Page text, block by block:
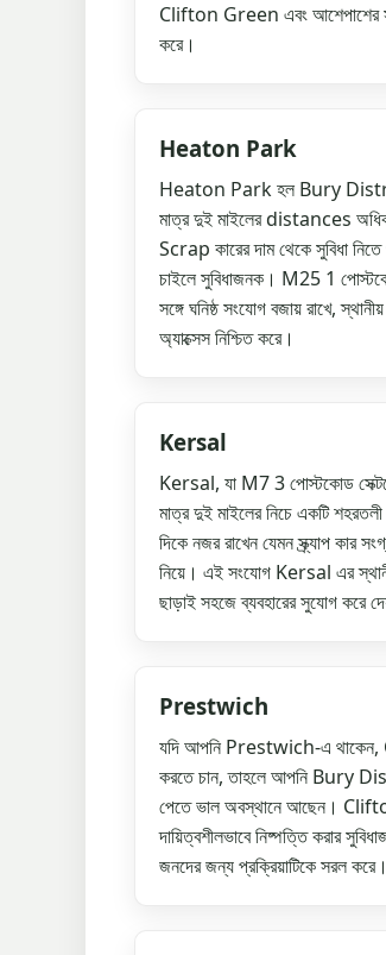
Clifton Green এবং আশেপাশের
করে।
Heaton Park
Heaton Park হল Bury
মাত্র দুই মাইলের distances অধিক
Scrap কারের দাম থেকে সুবিধা নিতে
চাইলে সুবিধাজনক। M25 1
সঙ্গে ঘনিষ্ঠ সংযোগ বজায় রাখে,
অ্যাক্সেস নিশ্চিত করে।
Kersal
Kersal, যা M7 3 পোস্টকোড
মাত্র দুই মাইলের নিচে একটি
দিকে নজর রাখেন যেমন স্ক্র্যাপ কার
নিয়ে। এই সংযোগ Kersal এর
ছাড়াই সহজে ব্যবহারের সুযোগ করে
Prestwich
যদি আপনি Prestwich-এ থাকেন,
করতে চান, তাহলে আপনি Bury
পেতে ভাল অবস্থানে আছেন। Clifton-
দায়িত্বশীলভাবে নিষ্পত্তি করার
জনদের জন্য প্রক্রিয়াটিকে সরল করে।